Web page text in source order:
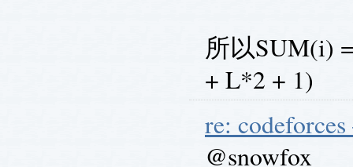
所以SUM(i)
+ L*2 + 1)
re:
@snowfox